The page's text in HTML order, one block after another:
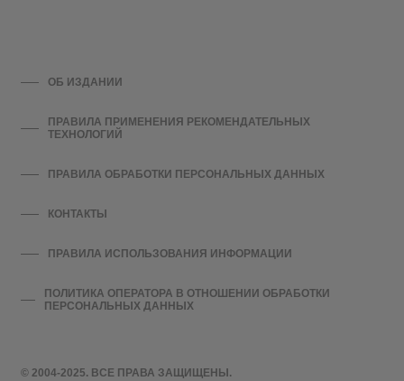
© 2004-2025. ВСЕ ПРАВА ЗАЩИЩЕНЫ.
ОБ ИЗДАНИИ
ПРАВИЛА ПРИМЕНЕНИЯ РЕКОМЕНДАТЕЛЬНЫХ
ТЕХНОЛОГИЙ
ПРАВИЛА ОБРАБОТКИ ПЕРСОНАЛЬНЫХ ДАННЫХ
КОНТАКТЫ
ПРАВИЛА ИСПОЛЬЗОВАНИЯ ИНФОРМАЦИИ
ПОЛИТИКА ОПЕРАТОРА В ОТНОШЕНИИ ОБРАБОТКИ
ПЕРСОНАЛЬНЫХ ДАННЫХ